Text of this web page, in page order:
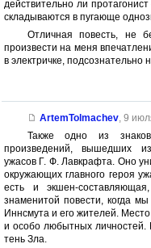
действительно ли
складываются в пугающе
Отличная повесть, не
произвести на меня
в электричке, подсознательно
ArtemTolmachev, 9
Также одно из
произведений, вышедших
ужасов Г. Ф. Лавкрафта. Оно
окружающих главного героя
есть и экшен-
знаменитой повести, когда
Иннсмута и его жителей.
и особо любытных личностей.
тень Зла.